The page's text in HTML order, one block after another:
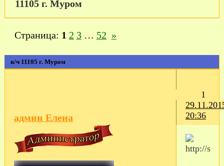
11105 г. Муром
в/ч 11105 г. Муром
Страница: 1 2 3 … 52 »
1
20:36
админ Елена